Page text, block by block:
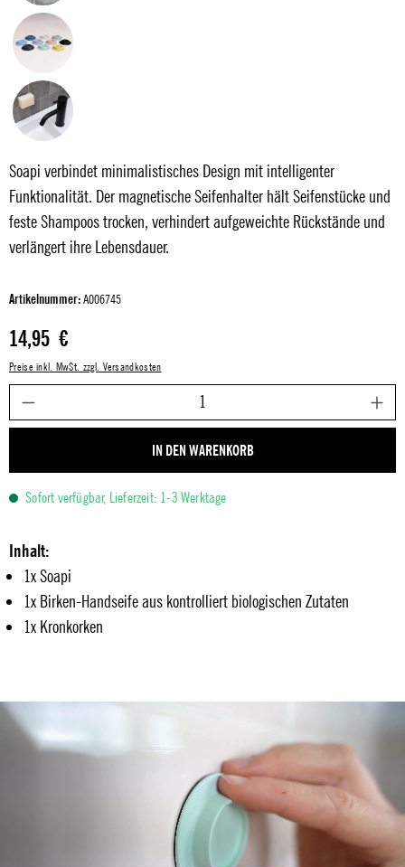
Soapi verbindet minimalistisches Design mit intelligenter
Funktionalität. Der magnetische Seifenhalter hält Seifenstücke und
feste Shampoos trocken, verhindert aufgeweichte Rückstände und
verlängert ihre Lebensdauer.
Artikelnummer:A006745
Regulärer Preis:
14,95 €
Preise inkl. MwSt. zzgl. Versandkosten
IN DEN WARENKORB
Sofort verfügbar, Lieferzeit: 1-3 Werktage
Inhalt:
1x Soapi
1x Birken-Handseife aus kontrolliert biologischen Zutaten
1x Kronkorken